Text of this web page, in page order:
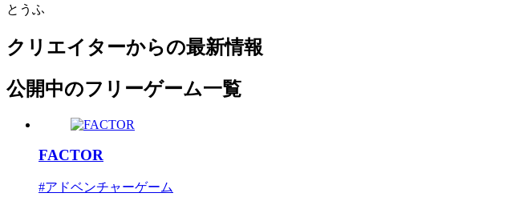
とうふ
クリエイターからの最新情報
公開中のフリーゲーム一覧
FACTOR
#アドベンチャーゲーム